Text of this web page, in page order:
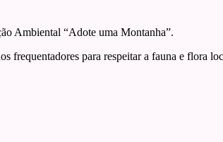
Ambiental “Adote uma Montanha”.
frequentadores para respeitar a fauna e flora